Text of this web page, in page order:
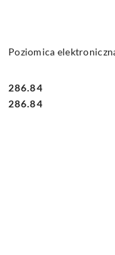
Poziomica
Cena:
286.84
Cena:
286.84